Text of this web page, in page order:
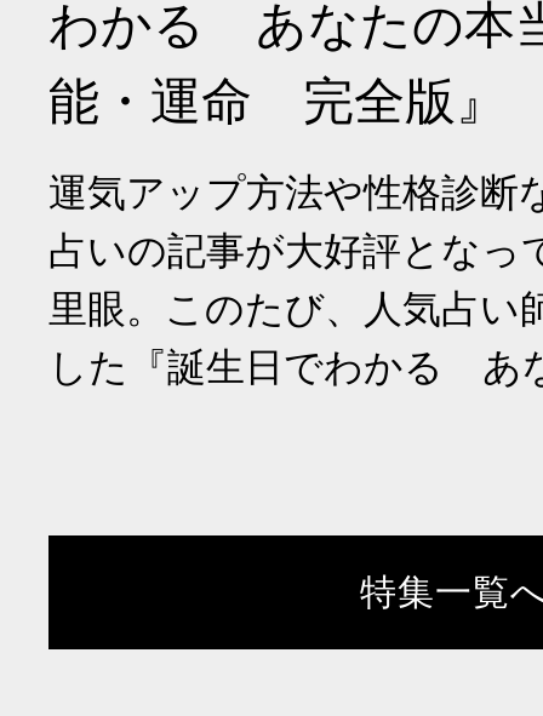
わかる あなたの本
能・運命 完全版』
運気アップ方法や性格診断
占いの記事が大好評となっ
里眼。このたび、人気占い
した『誕生日でわかる あ
特集一覧